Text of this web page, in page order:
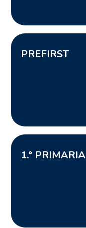
PREFIRST
1.° PRIMARIA